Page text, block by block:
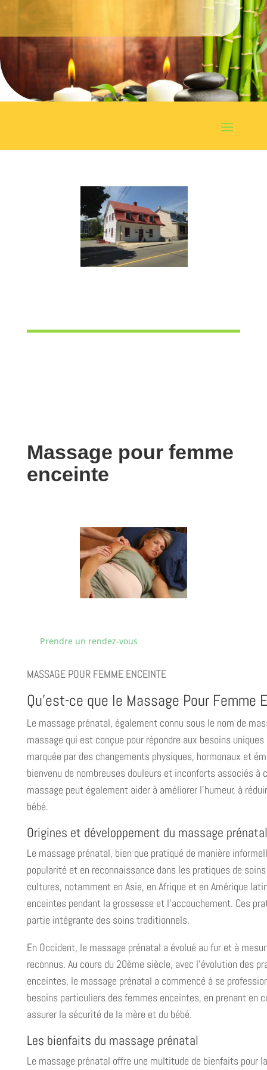
Prendre un rendez-vous
Massage pour femme
enceinte
Prendre un rendez-vous
MASSAGE POUR FEMME ENCEINTE
Qu’est-ce que le Massage Pour Femme
Le massage prénatal, également connu sous le nom de
massage qui est conçue pour répondre aux besoins
marquée par des changements physiques, hormonaux et
bienvenu de nombreuses douleurs et inconforts associés
massage peut également aider à améliorer l’humeur, à
bébé.
Origines et développement du massage prénatal
Le massage prénatal, bien que pratiqué de manière
popularité et en reconnaissance dans les pratiques de
cultures, notamment en Asie, en Afrique et en Amérique
enceintes pendant la grossesse et l’accouchement. Ces
partie intégrante des soins traditionnels.
En Occident, le massage prénatal a évolué au fur et à
reconnus. Au cours du 20ème siècle, avec l’évolution des
enceintes, le massage prénatal a commencé à se
besoins particuliers des femmes enceintes, en prenant en
assurer la sécurité de la mère et du bébé.
Les bienfaits du massage prénatal
Le massage prénatal offre une multitude de bienfaits pour